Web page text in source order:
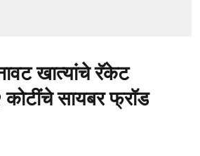
खात्यांचे रॅकेट
सायबर फ्रॉड